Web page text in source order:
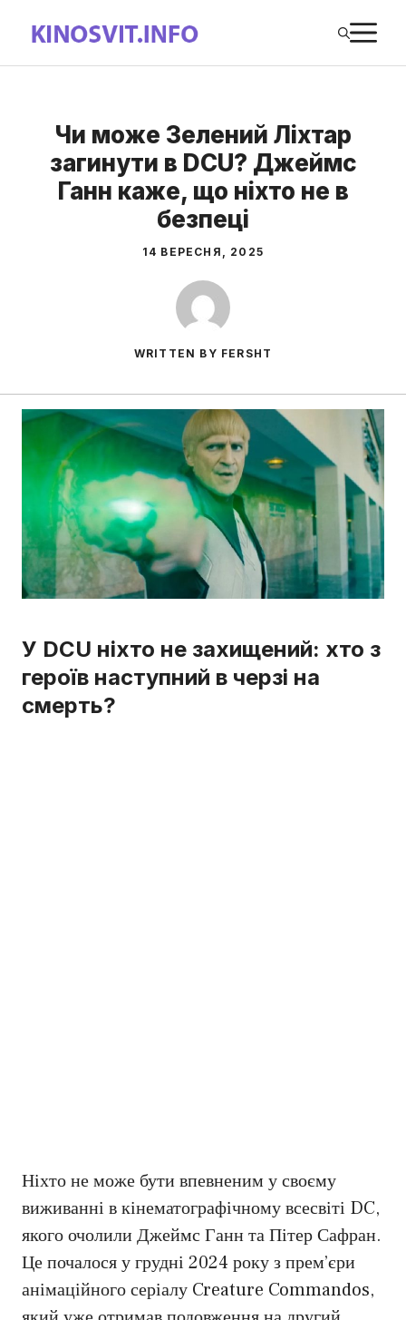
вмісту
Чи може Зелений Ліхтар
загинути в DCU? Джеймс
Ганн каже, що ніхто не в
безпеці
14 ВЕРЕСНЯ, 2025
WRITTEN BY FERSHT
У DCU ніхто не захищений: хто з
героїв наступний в черзі на
смерть?
Ніхто не може бути впевненим у своєму
виживанні в кінематографічному всесвіті DC,
якого очолили Джеймс Ганн та Пітер Сафран.
Це почалося у грудні 2024 року з прем’єри
анімаційного серіалу Creature Commandos,